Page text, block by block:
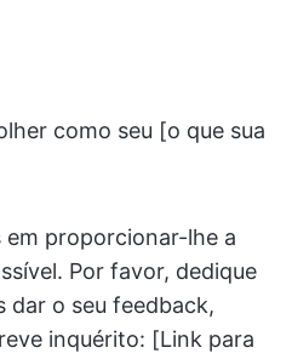
como seu [o que sua
em proporcionar-lhe a
Por favor, dedique
dar o seu feedback,
inquérito: [Link para